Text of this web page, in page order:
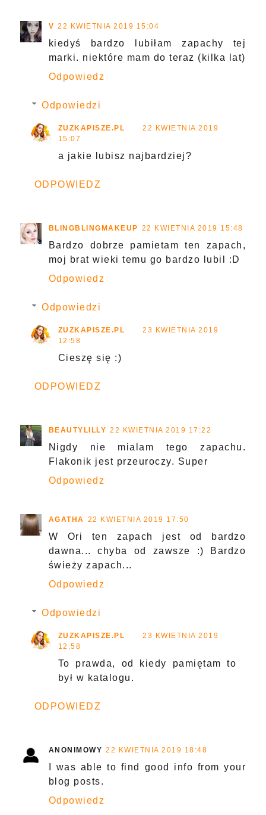
V 22 KWIETNIA 2019 15:04
kiedyś bardzo lubiłam zapachy tej
marki. niektóre mam do teraz (kilka lat)
Odpowiedz
Odpowiedzi
ZUZKAPISZE.PL
22 KWIETNIA 2019
15:07
a jakie lubisz najbardziej?
ODPOWIEDZ
BLINGBLINGMAKEUP 22 KWIETNIA 2019 15:48
Bardzo dobrze pamietam ten zapach,
moj brat wieki temu go bardzo lubil :D
Odpowiedz
Odpowiedzi
ZUZKAPISZE.PL
23 KWIETNIA 2019
12:58
Cieszę się :)
ODPOWIEDZ
BEAUTYLILLY 22 KWIETNIA 2019 17:22
Nigdy nie mialam tego zapachu.
Flakonik jest przeuroczy. Super
Odpowiedz
AGATHA 22 KWIETNIA 2019 17:50
W Ori ten zapach jest od bardzo
dawna... chyba od zawsze :) Bardzo
świeży zapach...
Odpowiedz
Odpowiedzi
ZUZKAPISZE.PL
23 KWIETNIA 2019
12:58
To prawda, od kiedy pamiętam to
był w katalogu.
ODPOWIEDZ
ANONIMOWY 22 KWIETNIA 2019 18:48
I was able to find good info from your
blog posts.
Odpowiedz